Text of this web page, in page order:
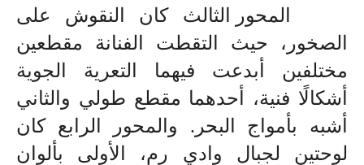
المحور الثالث كان النقوش على
الصخور، حيث التقطت الفنانة مقطعين
مختلفين أبدعت فيهما التعرية الجوية
أشكالًا فنية، أحدهما مقطع طولي والثاني
أشبه بأمواج البحر. والمحور الرابع كان
لوحتين لجبال وادي رم، الأولى بألوان